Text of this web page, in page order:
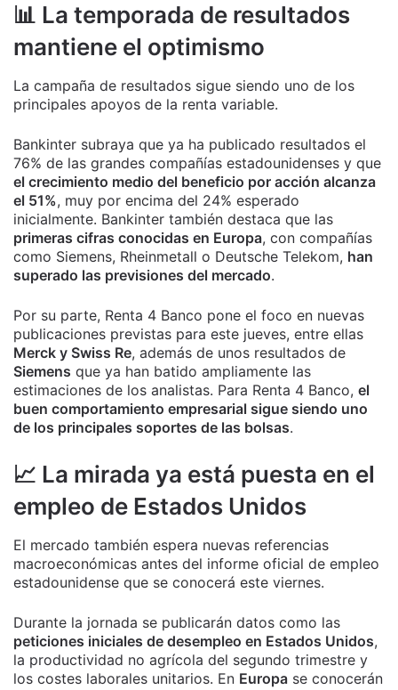
📊 La temporada de resultados
mantiene el optimismo
La campaña de resultados sigue siendo uno de los
principales apoyos de la renta variable.
Bankinter subraya que ya ha publicado resultados el
76% de las grandes compañías estadounidenses y que
el crecimiento medio del beneficio por acción alcanza
el 51%, muy por encima del 24% esperado
inicialmente. Bankinter también destaca que las
primeras cifras conocidas en Europa, con compañías
como Siemens, Rheinmetall o Deutsche Telekom, han
superado las previsiones del mercado.
Por su parte, Renta 4 Banco pone el foco en nuevas
publicaciones previstas para este jueves, entre ellas
Merck y Swiss Re, además de unos resultados de
Siemens que ya han batido ampliamente las
estimaciones de los analistas. Para Renta 4 Banco, el
buen comportamiento empresarial sigue siendo uno
de los principales soportes de las bolsas.
📈 La mirada ya está puesta en el
empleo de Estados Unidos
El mercado también espera nuevas referencias
macroeconómicas antes del informe oficial de empleo
estadounidense que se conocerá este viernes.
Durante la jornada se publicarán datos como las
peticiones iniciales de desempleo en Estados Unidos,
la productividad no agrícola del segundo trimestre y
los costes laborales unitarios. En Europa se conocerán